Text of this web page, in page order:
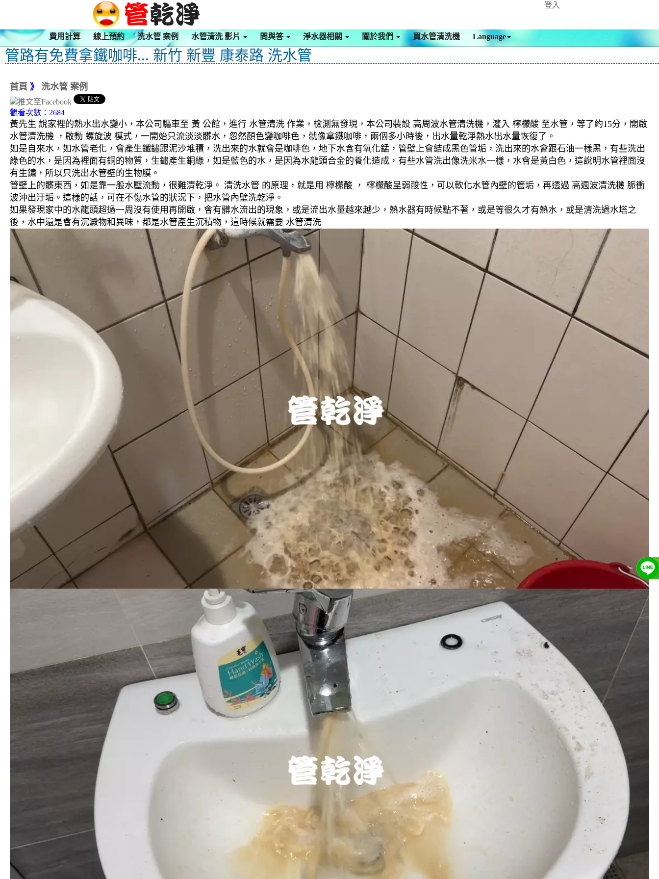
登入
費用計算 線上預約 洗水管 案例 水管清洗 影片 問與答 淨水器相關 關於我們 買水管清洗機 Language
管路有免費拿鐵咖啡... 新竹 新豐 康泰路 洗水管
首頁 》 洗水管 案例
觀看次數：2684
黃先生 說家裡的熱水出水變小，本公司驅車至 黃 公館，進行 水管清洗 作業，檢測無發現，本公司裝設 高周波水管清洗機，灌入 檸檬酸 至水管，等了約15分，開啟
水管清洗機 ，啟動 螺旋波 模式，一開始只流淡淡髒水，忽然顏色變咖啡色，就像拿鐵咖啡，兩個多小時後，出水量乾淨熱水出水量恢復了。
如是自來水，如水管老化，會產生鐵鏽跟泥沙堆積，洗出來的水就會是咖啡色，地下水含有氧化錳，管壁上會結成黑色管垢，洗出來的水會跟石油一樣黑，有些洗出
綠色的水，是因為裡面有銅的物質，生鏽產生銅綠，如是藍色的水，是因為水龍頭合金的養化造成，有些水管洗出像洗米水一樣，水會是黃白色，這說明水管裡面沒
有生鏽，所以只洗出水管壁的生物膜。
管壁上的髒東西，如是靠一般水壓流動，很難清乾淨。 清洗水管 的原理，就是用 檸檬酸 ， 檸檬酸呈弱酸性，可以軟化水管內壁的管垢，再透過 高週波清洗機 脈衝
波沖出汙垢。這樣的話，可在不傷水管的狀況下，把水管內壁洗乾淨。
如果發現家中的水龍頭超過一周沒有使用再開啟，會有髒水流出的現象，或是流出水量越來越少，熱水器有時候點不著，或是等很久才有熱水，或是清洗過水塔之
後，水中還是會有沉澱物和異味，都是水管產生沉積物，這時候就需要 水管清洗